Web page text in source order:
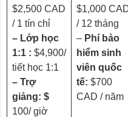
$2,500 CAD
/ 1 tín chỉ
– Lớp học
1:1 : $4,900/
tiết học 1:1
– Trợ
giảng: $
100/ giờ
$1,000
/ 12 tháng
– Phí bảo
hiểm sinh
viên quốc
tế: $700
CAD / năm